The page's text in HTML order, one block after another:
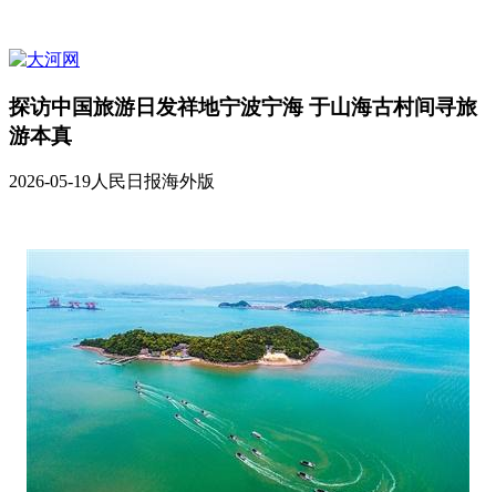
探访中国旅游日发祥地宁波宁海 于山海古村间寻旅
游本真
2026-05-19人民日报海外版